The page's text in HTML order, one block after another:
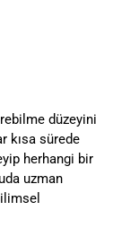
düzeyini
kısa sürede
herhangi bir
uzman